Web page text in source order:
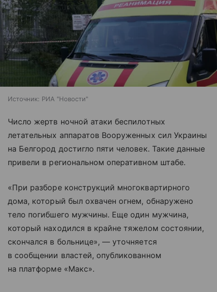
Источник: РИА "Новости"
Число жертв ночной атаки беспилотных
летательных аппаратов Вооруженных сил Украины
на Белгород достигло пяти человек. Такие данные
привели в региональном оперативном штабе.
«При разборе конструкций многоквартирного
дома, который был охвачен огнем, обнаружено
тело погибшего мужчины. Еще один мужчина,
который находился в крайне тяжелом состоянии,
скончался в больнице», — уточняется
в сообщении властей, опубликованном
на платформе «Макс».